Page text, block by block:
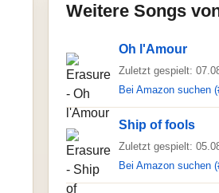
Weitere Songs
Oh l'Amour
Zuletzt gespielt:
Bei Amazon suchen
Ship of fools
Zuletzt gespielt:
Bei Amazon suchen